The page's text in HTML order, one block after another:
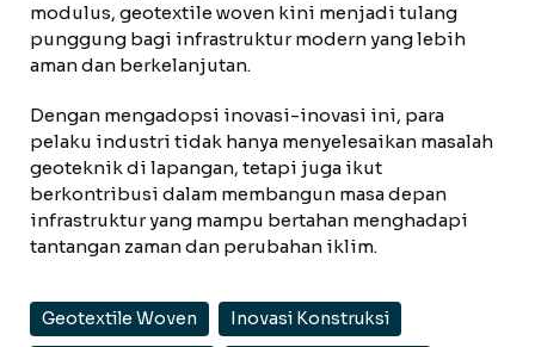
modulus, geotextile woven kini menjadi tulang
punggung bagi infrastruktur modern yang lebih
aman dan berkelanjutan.
Dengan mengadopsi inovasi-inovasi ini, para
pelaku industri tidak hanya menyelesaikan masalah
geoteknik di lapangan, tetapi juga ikut
berkontribusi dalam membangun masa depan
infrastruktur yang mampu bertahan menghadapi
tantangan zaman dan perubahan iklim.
Geotextile Woven Inovasi Konstruksi